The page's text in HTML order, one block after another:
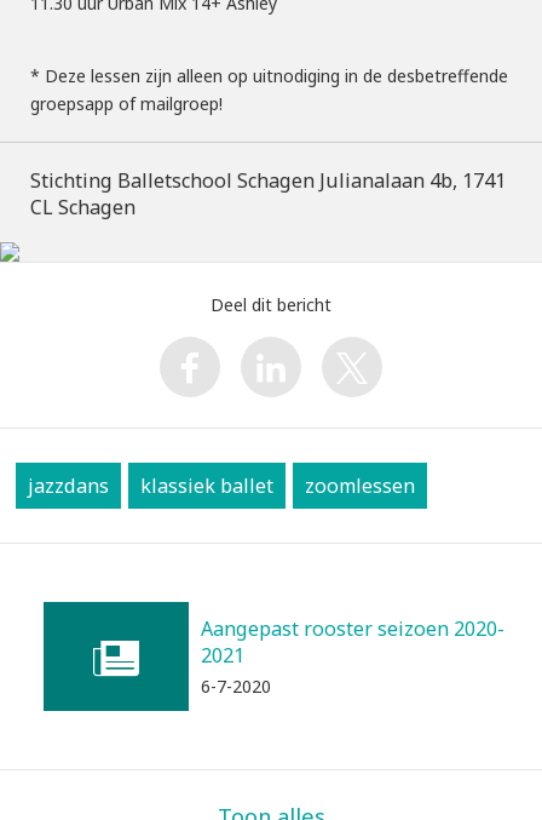
* Deze lessen zijn alleen op uitnodiging in de desbetreffende
groepsapp of mailgroep!
Stichting Balletschool Schagen Julianalaan 4b, 1741
CL Schagen
Deel dit bericht
jazzdans klassiek ballet zoomlessen
Aangepast rooster seizoen 2020-
2021
6-7-2020